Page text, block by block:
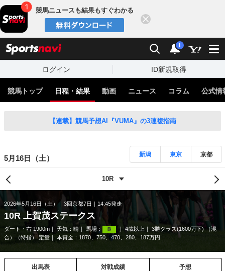
競馬ニュースも結果もすぐわかる
検索 通知
i
ログイン ID新規取得
競馬トップ 日程・結果 動画 ニュース コラム 公式情
【連載】競馬予想AI『VUMA』の3連複指南
5月16日（土） 新潟 東京 京都
2026年5月16日（土） 3回京都7日 14:45発走
10R 上賀茂ステークス
ダート・右 1900m 天気： 晴 馬場： 良 4歳以上
3勝クラス(1600万下) （混
合）（特指） 定量
本賞金：1870、750、470、280、187万円
出馬表 対戦成績 予想